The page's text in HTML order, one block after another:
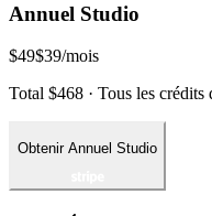
Annuel Studio
$49$39/mois
Total $468 · Tous les
Obtenir Annuel Studio